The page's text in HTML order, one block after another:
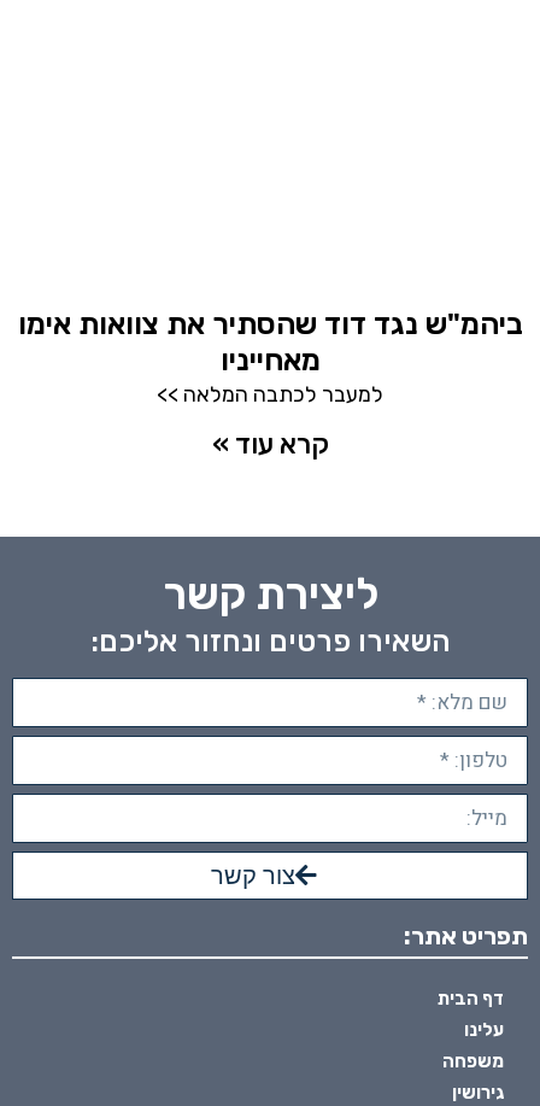
ביהמ"ש נגד דוד שהסתיר את צוואות אימו
מאחייניו
למעבר לכתבה המלאה >>
קרא עוד »
ליצירת קשר
השאירו פרטים ונחזור אליכם:
צור קשר
תפריט אתר:
דף הבית
עלינו
משפחה
גירושין